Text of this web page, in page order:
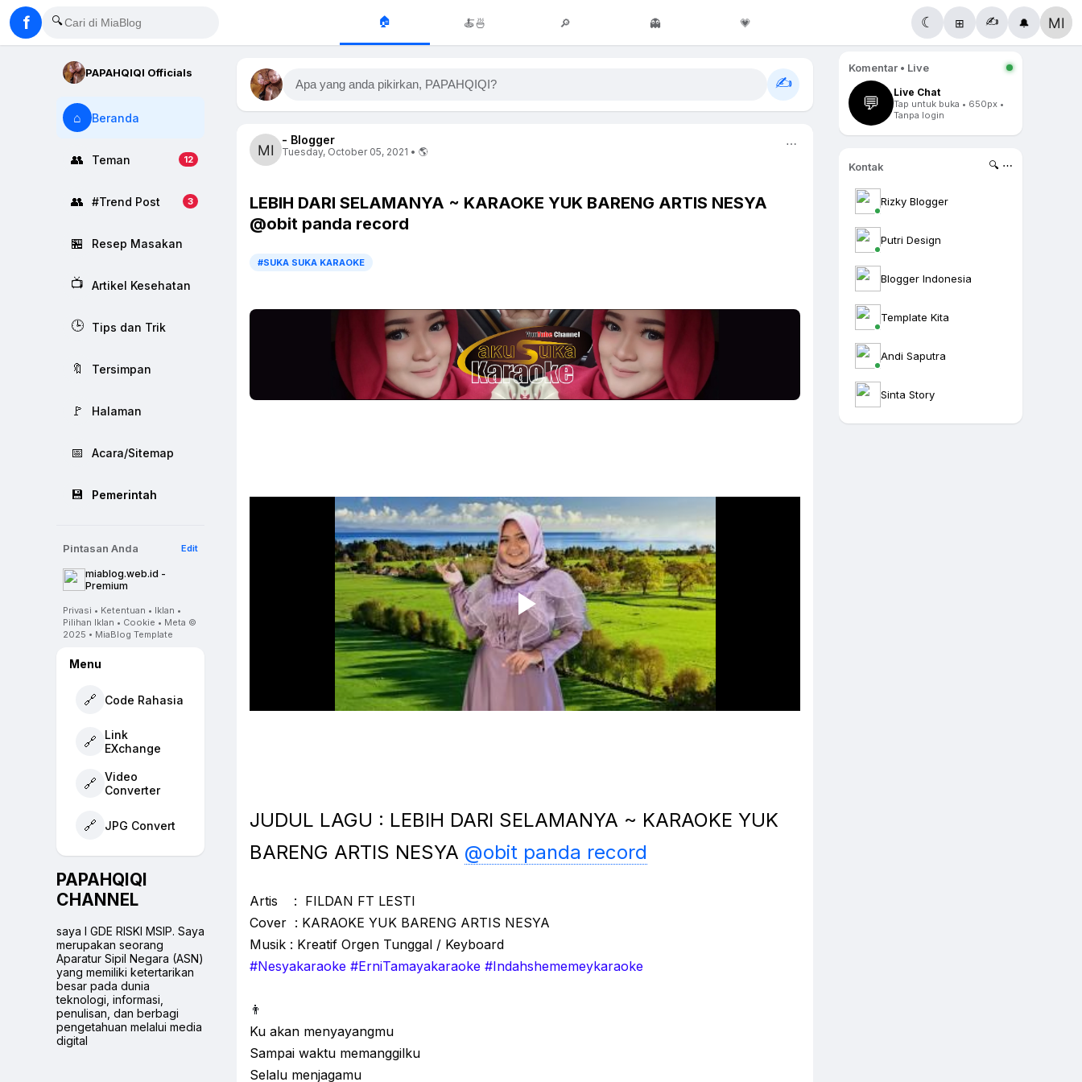
f 🔍 🏠 🍝🍜 🔎 👻 💗 ☾ ⊞ ✍️ 🔔
PAPAHQIQI Officials
⌂ Beranda
👥 Teman 12
👥 #Trend Post 3
🏪 Resep Masakan
📺 Artikel Kesehatan
🕒 Tips dan Trik
🔖 Tersimpan
🚩 Halaman
📅 Acara/Sitemap
💾 Pemerintah
Pintasan Anda Edit
miablog.web.id -
Premium
Privasi • Ketentuan • Iklan •
Pilihan Iklan • Cookie • Meta ©
2025 • MiaBlog Template
Menu
🔗 Code Rahasia
🔗
Link
EXchange
🔗
Video
Converter
🔗 JPG Convert
PAPAHQIQI
CHANNEL
saya I GDE RISKI MSIP. Saya
merupakan seorang
Aparatur Sipil Negara (ASN)
yang memiliki ketertarikan
besar pada dunia
teknologi, informasi,
penulisan, dan berbagi
pengetahuan melalui media
digital
Apa yang anda pikirkan, PAPAHQIQI? ✍️
- Blogger
Tuesday, October 05, 2021 • 🌎
⋯
LEBIH DARI SELAMANYA ~ KARAOKE YUK BARENG ARTIS NESYA
@obit panda record
#SUKA SUKA KARAOKE
JUDUL LAGU : LEBIH DARI SELAMANYA ~ KARAOKE YUK
BARENG ARTIS NESYA @obit panda record
Artis : FILDAN FT LESTI
Cover : KARAOKE YUK BARENG ARTIS NESYA
Musik : Kreatif Orgen Tunggal / Keyboard
#Nesyakaraoke #ErniTamayakaraoke #Indahshememeykaraoke
👨
Ku akan menyayangmu
Sampai waktu memanggilku
Selalu menjagamu
Komentar • Live
💬
Live Chat
Tap untuk buka • 650px •
Tanpa login
Kontak 🔍 ⋯
Rizky Blogger
Putri Design
Blogger Indonesia
Template Kita
Andi Saputra
Sinta Story